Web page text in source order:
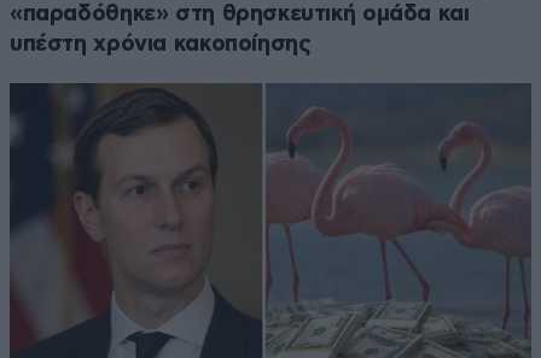
«παραδόθηκε» στη θρησκευτική ομάδα και
υπέστη χρόνια κακοποίησης